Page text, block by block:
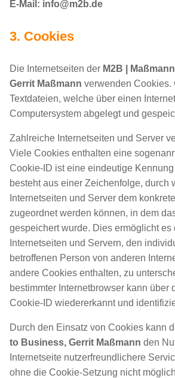
E-Mail: info@m2b.de
3. Cookies
Die Internetseiten der M2B |
Gerrit Maßmann verwenden Cookies.
Textdateien, welche über einen
Computersystem abgelegt und
Zahlreiche Internetseiten und Server
Viele Cookies enthalten eine
Cookie-ID ist eine eindeutige
besteht aus einer Zeichenfolge, durch
Internetseiten und Server dem
zugeordnet werden können, in dem
gespeichert wurde. Dies ermöglicht es
Internetseiten und Servern, den
betroffenen Person von anderen
andere Cookies enthalten, zu
bestimmter Internetbrowser kann über
Cookie-ID wiedererkannt und
Durch den Einsatz von Cookies kann
to Business, Gerrit Maßmann den
Internetseite nutzerfreundlichere
ohne die Cookie-Setzung nicht